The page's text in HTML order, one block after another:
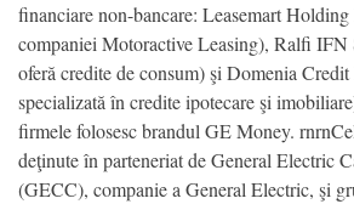
financiare non-bancare: Leasemart
companiei Motoractive Leasing), Ralfi IFN
oferă credite de consum) şi Domenia
specializată în credite ipotecare şi
firmele folosesc brandul GE Money.
deţinute în parteneriat de General Electric
(GECC), companie a General Electric, şi